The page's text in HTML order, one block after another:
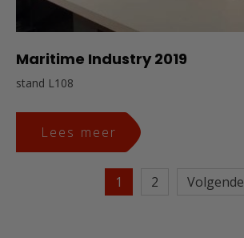
Maritime Industry 2019
stand L108
Lees meer
1 2 Volgende